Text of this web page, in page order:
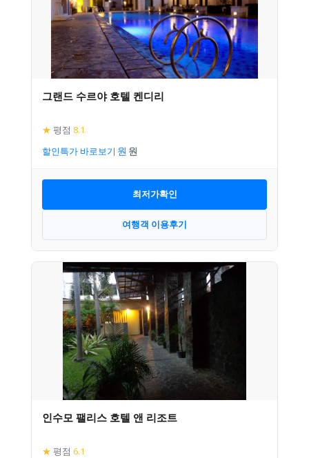
그랜드 수르야 호텔 켄디리
★ 평점 8.1
할인특가 바로보기
최저가확인
여행객 이용후기
인수모 팰리스 호텔 앤 리조트
★ 평점 6.1